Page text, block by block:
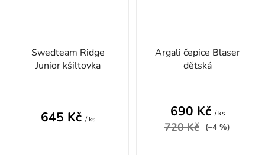
Swedteam Ridge
Junior kšiltovka
645 Kč / ks
Argali čepice Blaser
dětská
690 Kč / ks
720 Kč (–4 %)